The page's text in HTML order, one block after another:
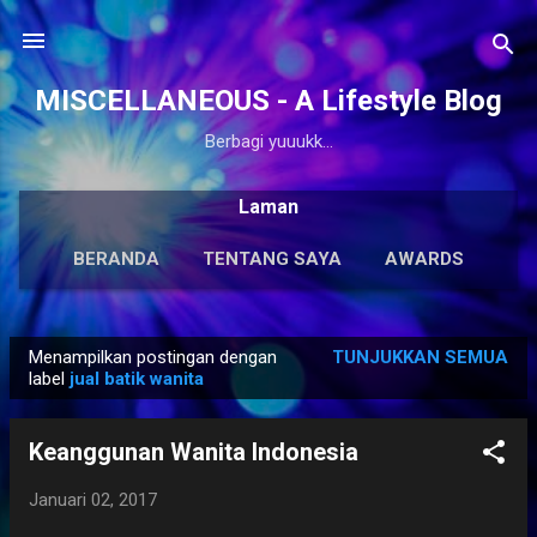
Langsung ke konten utama
MISCELLANEOUS - A Lifestyle Blog
Berbagi yuuukk...
Laman
BERANDA TENTANG SAYA AWARDS
ANTOLOGI LAINNYA… KARYA SOLO
o
Menampilkan postingan dengan
label jual batik wanita
TUNJUKKAN SEMUA
Keanggunan Wanita Indonesia
Januari 02, 2017